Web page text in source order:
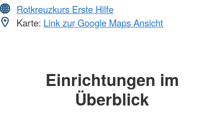
Rotkreuzkurs Erste Hilfe
Karte: Link zur Google Maps Ansicht
Einrichtungen im
Überblick